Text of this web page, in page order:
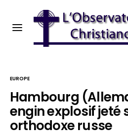
EUROPE
Hambourg
engin explosif jeté
orthodoxe russe